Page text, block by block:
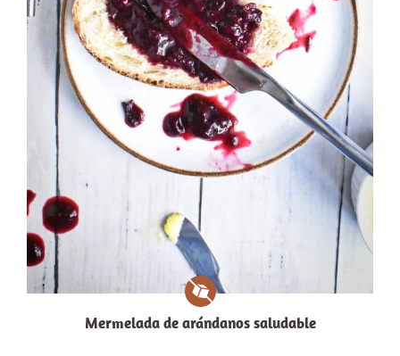
Mermelada de arándanos saludable